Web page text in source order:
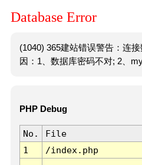
Database Error
(1040) 365建站错误警告：连
因：1、数据库密码不对; 2、
PHP Debug
No. File
1
/index.php